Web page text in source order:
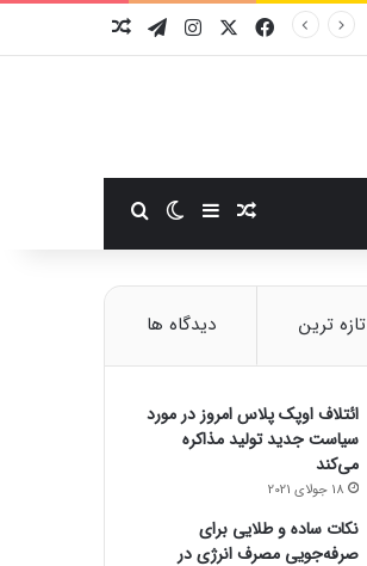
فیسبوکایکس اینستاگرام
تلگرام
نوشته تصادفی
سایدبارتغییر پوسته
تازه ترین دیدگاه ها
ائتلاف اوپک پلاس امروز در مورد
سیاست جدید تولید مذاکره
می‌کند
18 جولای 2021
نکات ساده و طلایی برای
صرفه‌جویی مصرف انرژی در